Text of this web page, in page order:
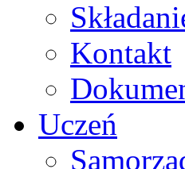
Kontakt
Uczeń